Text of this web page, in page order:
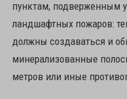
пунктам, подверженным
ландшафтных пожаров:
должны создаваться и
минерализованные
метров или иные